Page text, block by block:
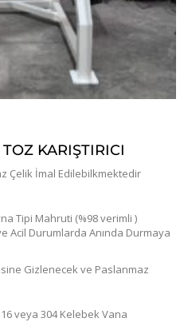
KARIŞTIRICI
Çelik İmal Edilebilkmektedir
Tipi Mahruti (%98 verimli )
Acil Durumlarda Anında Durmaya
Gizlenecek ve Paslanmaz
veya 304 Kelebek Vana